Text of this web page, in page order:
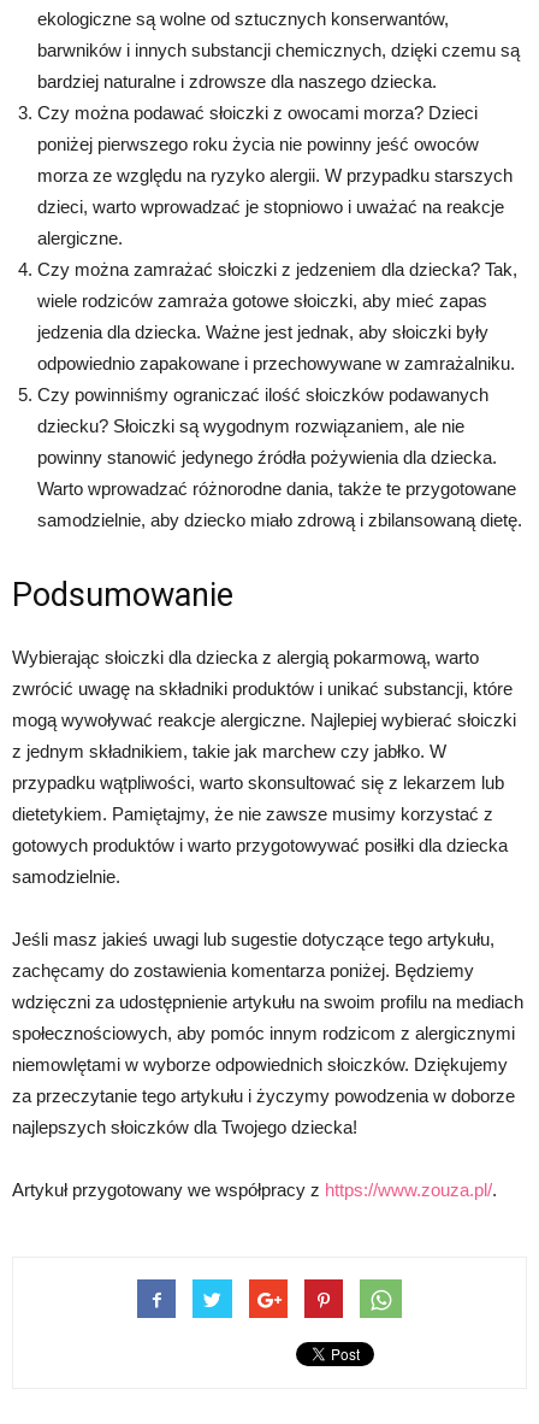
ekologiczne są wolne od sztucznych konserwantów,
barwników i innych substancji chemicznych, dzięki czemu są
bardziej naturalne i zdrowsze dla naszego dziecka.
Czy można podawać słoiczki z owocami morza? Dzieci
poniżej pierwszego roku życia nie powinny jeść owoców
morza ze względu na ryzyko alergii. W przypadku starszych
dzieci, warto wprowadzać je stopniowo i uważać na reakcje
alergiczne.
Czy można zamrażać słoiczki z jedzeniem dla dziecka? Tak,
wiele rodziców zamraża gotowe słoiczki, aby mieć zapas
jedzenia dla dziecka. Ważne jest jednak, aby słoiczki były
odpowiednio zapakowane i przechowywane w zamrażalniku.
Czy powinniśmy ograniczać ilość słoiczków podawanych
dziecku? Słoiczki są wygodnym rozwiązaniem, ale nie
powinny stanowić jedynego źródła pożywienia dla dziecka.
Warto wprowadzać różnorodne dania, także te przygotowane
samodzielnie, aby dziecko miało zdrową i zbilansowaną dietę.
Podsumowanie
Wybierając słoiczki dla dziecka z alergią pokarmową, warto
zwrócić uwagę na składniki produktów i unikać substancji, które
mogą wywoływać reakcje alergiczne. Najlepiej wybierać słoiczki
z jednym składnikiem, takie jak marchew czy jabłko. W
przypadku wątpliwości, warto skonsultować się z lekarzem lub
dietetykiem. Pamiętajmy, że nie zawsze musimy korzystać z
gotowych produktów i warto przygotowywać posiłki dla dziecka
samodzielnie.
Jeśli masz jakieś uwagi lub sugestie dotyczące tego artykułu,
zachęcamy do zostawienia komentarza poniżej. Będziemy
wdzięczni za udostępnienie artykułu na swoim profilu na mediach
społecznościowych, aby pomóc innym rodzicom z alergicznymi
niemowlętami w wyborze odpowiednich słoiczków. Dziękujemy
za przeczytanie tego artykułu i życzymy powodzenia w doborze
najlepszych słoiczków dla Twojego dziecka!
Artykuł przygotowany we współpracy z https://www.zouza.pl/.